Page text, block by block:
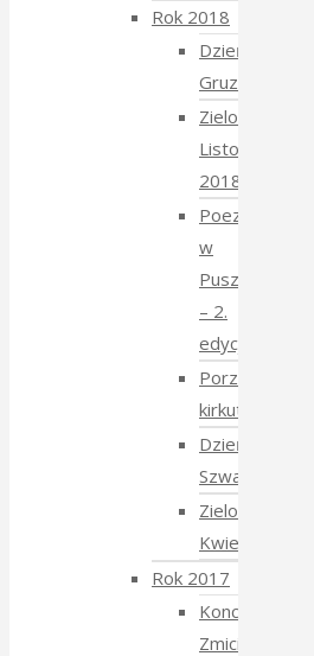
Rok 2018
Dzień
Gruziński
Zielony
Listopad
2018
Poezja
w
Puszczy
– 2.
edycja
Porządkowanie
kirkutu
Dzień
Szwajcarski
Zielony
Kwiecień
Rok 2017
Koncert
Zmiciera